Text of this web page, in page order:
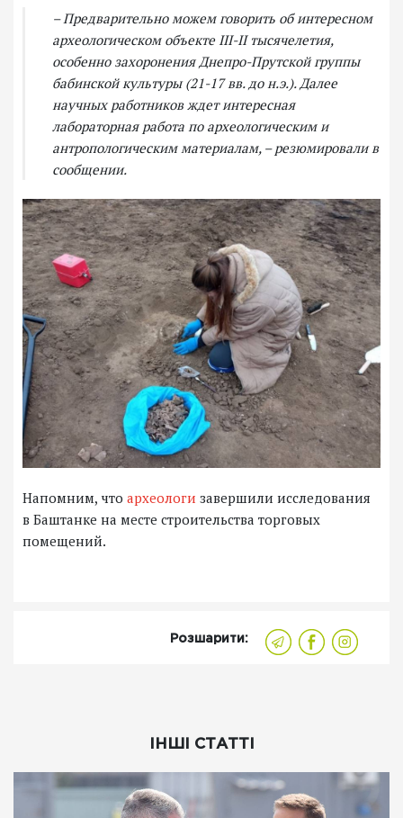
– Предварительно можем говорить об интересном
археологическом объекте ІІІ-ІІ тысячелетия,
особенно захоронения Днепро-Прутской группы
бабинской культуры (21-17 вв. до н.э.). Далее
научных работников ждет интересная
лабораторная работа по археологическим и
антропологическим материалам, – резюмировали в
сообщении.
Напомним, что археологи завершили исследования
в Баштанке на месте строительства торговых
помещений.
Розшарити:
ІНШІ СТАТТІ